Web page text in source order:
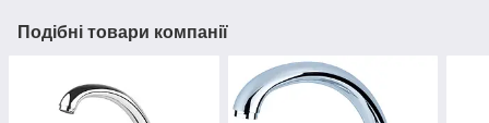
Подібні товари компанії